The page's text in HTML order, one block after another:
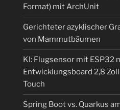
Format) mit ArchUnit
Gerichteter azyklischer
von Mammutbäumen
KI: Flugsensor mit ESP32
Entwicklungsboard 2,8
Touch
Spring Boot vs. Quarkus